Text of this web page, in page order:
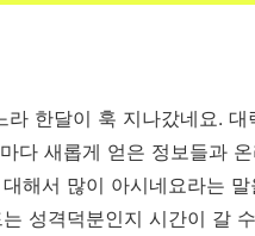
한달이 훅 지나갔네요.
다 새롭게 얻은 정보들과
해서 많이 아시네요라는
성격덕분인지 시간이 갈